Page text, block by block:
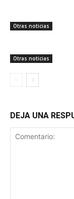
Otras noticias
Otras noticias
DEJA UNA